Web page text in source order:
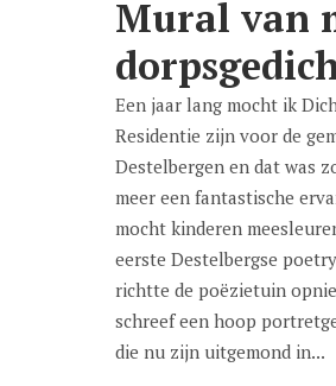
Mural van
Een jaar lang mocht ik
Residentie zijn voor de
Destelbergen en dat was
meer een fantastische
mocht kinderen
eerste Destelbergse
richtte de poëzietuin
schreef een hoop
die nu zijn uitgemond in...